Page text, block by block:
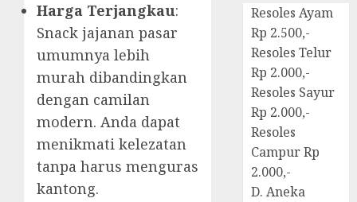
Harga Terjangkau:
Snack jajanan pasar
umumnya lebih
murah dibandingkan
dengan camilan
modern. Anda dapat
menikmati kelezatan
tanpa harus menguras
kantong.
Resoles Ayam
Rp 2.500,-
Resoles Telur
Rp 2.000,-
Resoles Sayur
Rp 2.000,-
Resoles
Campur Rp
2.000,-
D. Aneka